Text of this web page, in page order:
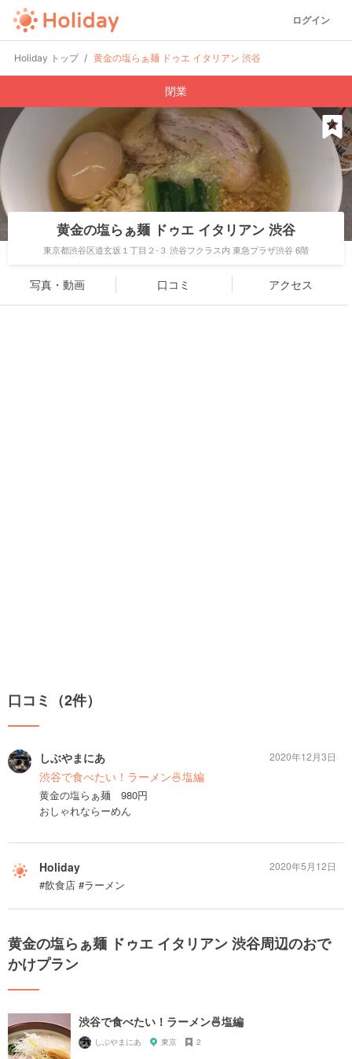
ログイン
Holiday トップ 黄金の塩らぁ麺 ドゥエ イタリアン 渋谷
閉業
黄金の塩らぁ麺 ドゥエ イタリアン 渋谷
東京都渋谷区道玄坂１丁目２-３ 渋谷フクラス内 東急プラザ渋谷 6階
写真・動画 口コミ アクセス
口コミ（2件）
しぶやまにあ
渋谷で食べたい！ラーメン🍜塩編
黄金の塩らぁ麺 980円
おしゃれならーめん
2020年12月3日
Holiday
#飲食店 #ラーメン
2020年5月12日
黄金の塩らぁ麺 ドゥエ イタリアン 渋谷周辺のおで
かけプラン
渋谷で食べたい！ラーメン🍜塩編
しぶやまにあ 東京 2